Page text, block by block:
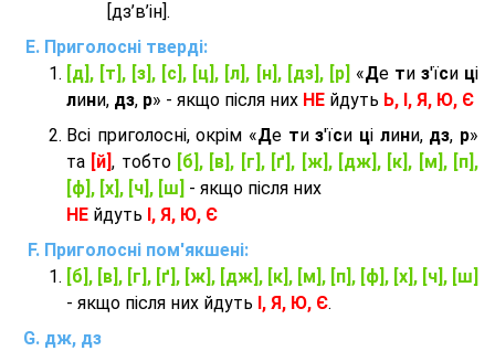
[дз’в’iн].
Приголосні тверді:
[д], [т], [з], [с], [ц], [л], [н], [дз], [р] «Де ти з'їси ці
лини, дз, р» - якщо після них НЕ йдуть Ь, І, Я, Ю, Є
Всі приголосні, окрім «Де тиз'їси ці лини, дз, р»
та [й], тобто [б], [в], [г], [ґ], [ж], [дж], [к], [м], [п],
[ф], [х], [ч], [ш] - якщо після них
НЕ йдуть І, Я, Ю, Є
Приголосні пом'якшені:
[б], [в], [г], [ґ], [ж], [дж], [к], [м], [п], [ф], [х], [ч], [ш]
- якщо після них йдуть І, Я, Ю, Є.
дж, дз